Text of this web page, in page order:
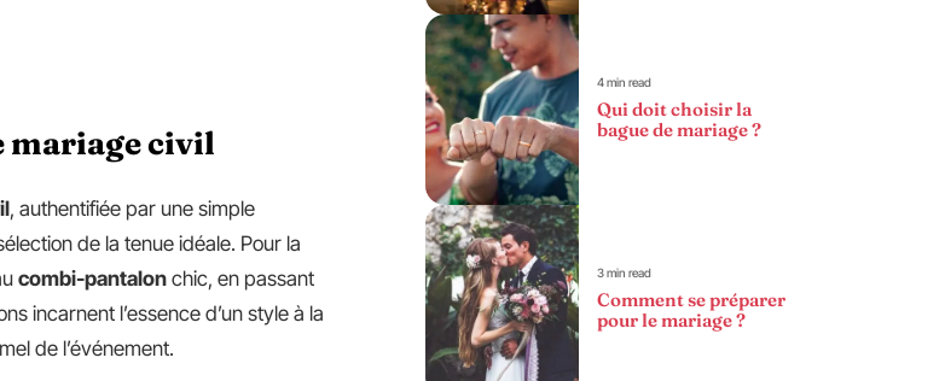
mariage civil
, authentifiée par une simple
de la tenue idéale. Pour la
combi-pantalon chic, en passant
incarnent l’essence d’un style à la
de l’événement.
4 min read
Qui doit choisir la
bague de mariage ?
3 min read
Comment se préparer
pour le mariage ?